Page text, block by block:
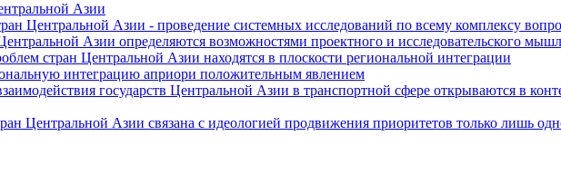
Азии
Центральной Азии - проведение системных исследований по всему комплексу
Азии определяются возможностями проектного и исследовательского
стран Центральной Азии находятся в плоскости региональной интеграции
интеграцию априори положительным явлением
государств Центральной Азии в транспортной сфере открываются в
Центральной Азии связана с идеологией продвижения приоритетов только лишь